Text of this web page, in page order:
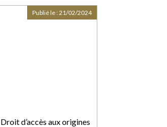
Droit d’accès aux origines
Publié le :21/02/2024